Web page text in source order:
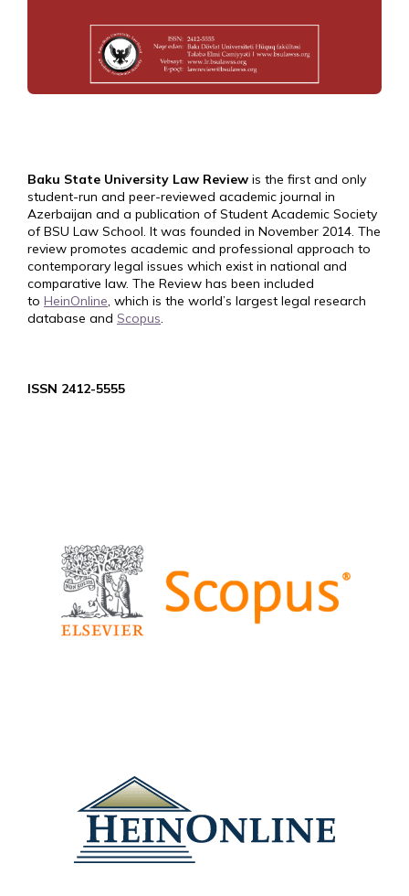
Baku State University Law Review is the first and only
student-run and peer-reviewed academic journal in
Azerbaijan and a publication of Student Academic Society
of BSU Law School. It was founded in November 2014. The
review promotes academic and professional approach to
contemporary legal issues which exist in national and
comparative law. The Review has been included
to HeinOnline, which is the world’s largest legal research
database and Scopus.
ISSN 2412-5555